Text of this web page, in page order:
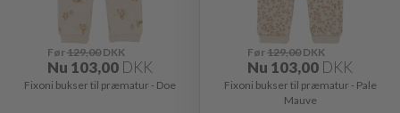
Før129,00DKK
Nu 103,00 DKK
Fixoni bukser til præmatur - Doe
Før129,00 DKK
Nu 103,00 DKK
Fixoni bukser til præmatur - Pale
Mauve